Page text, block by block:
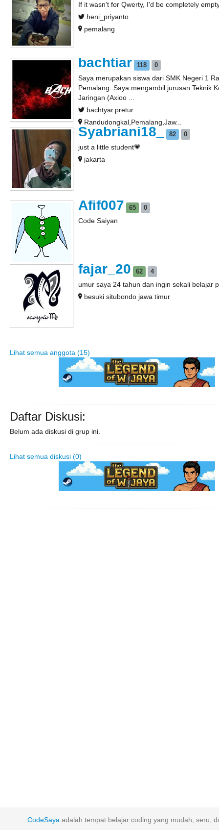
If it wasn't for Qwerty, I'd be completely
heni_priyanto
pemalang
bachtiar 118 0
Saya merupakan siswa dari SMK Negeri 1
Pemalang. Saya mengambil jurusan Teknik
Jaringan (Axioo ...
bachtyar.pretur
Randudongkal,Pemalang,Jaw...
Syabriani18_ 82 0
just a little student💗
jakarta
Afif007 65 0
Code Saiyan
fajar_20 62 4
umur saya 24 tahun dan ingin sekali belajar
besuki situbondo jawa timur
Lihat semua anggota (15)
Daftar Diskusi:
Belum ada diskusi di grup ini.
Lihat semua diskusi (0)
CodeSaya adalah tempat belajar coding yang mudah, seru,